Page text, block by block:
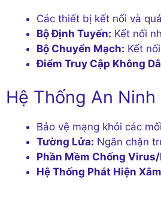
Các thiết bị kết nối và
Bộ Định Tuyến: Kết nối
Bộ Chuyển Mạch: Kết
Điểm Truy Cập Không
Hệ Thống An Ninh
Bảo vệ mạng khỏi các
Tường Lửa: Ngăn chặn
Phần Mềm Chống
Hệ Thống Phát Hiện